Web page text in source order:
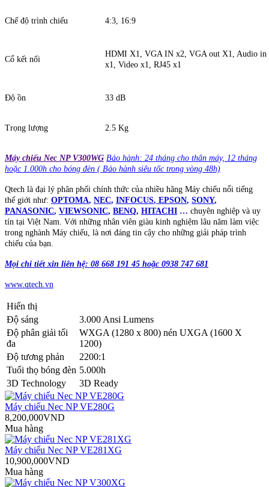
Chế độ trình chiếu 4:3, 16:9
Cổ kết nối
HDMI X1, VGA IN x2, VGA out X1, Audio in
x1, Video x1, RJ45 x1
Độ ồn 33 dB
Trọng lượng 2.5 Kg
Máy chiếu Nec NP V300WG Bảo hành: 24 tháng cho thân máy, 12 tháng
hoặc 1.000h cho bóng đèn ( Bảo hành siêu tốc trong vòng 48h)
Qtech là đại lý phân phối chính thức của nhiều hãng Máy chiếu nổi tiếng
thế giới như: OPTOMA, NEC, INFOCUS, EPSON, SONY,
PANASONIC, VIEWSONIC, BENQ, HITACHI … chuyên nghiệp và uy
tín tại Việt Nam. Với những nhân viên giàu kinh nghiệm lâu năm làm việc
trong nghành Máy chiếu, là nơi đáng tin cậy cho những giải pháp trình
chiếu của bạn.
Mọi chi tiết xin liên hệ: 08 668 191 45 hoặc 0938 747 681
www.qtech.vn
Hiển thị
Độ sáng
3.000 Ansi Lumens
Độ phân giải tối
đa
WXGA (1280 x 800) nén UXGA (1600 X
1200)
Độ tương phản
2200:1
Tuổi thọ bóng đèn 5.000h
3D Technology
3D Ready
Máy chiếu Nec NP VE280G
8,200,000VND
Mua hàng
Máy chiếu Nec NP VE281XG
10,900,000VND
Mua hàng